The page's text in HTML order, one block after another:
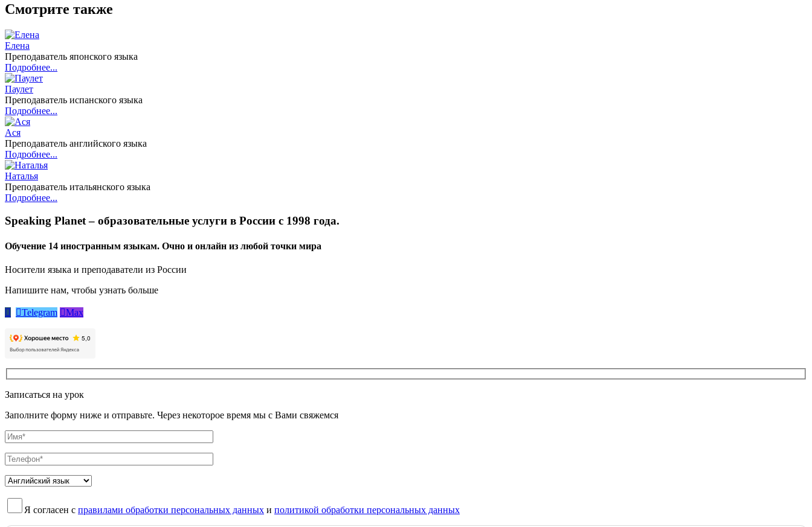
Смотрите также
Елена
Преподаватель японского языка
Подробнее...
Паулет
Преподаватель испанского языка
Подробнее...
Ася
Преподаватель английского языка
Подробнее...
Наталья
Преподаватель итальянского языка
Подробнее...
Speaking Planet – образовательные услуги в России с 1998 года.
Обучение 14 иностранным языкам. Очно и онлайн из любой точки мира
Носители языка и преподаватели из России
Напишите нам, чтобы узнать больше
 Telegram Max
Записаться на урок
Заполните форму ниже и отправьте. Через некоторое время мы с Вами свяжемся
Я согласен с правилами обработки персональных данных и политикой обработки персональных данных